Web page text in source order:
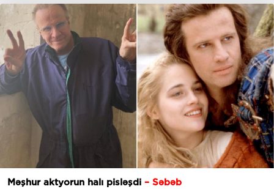
Məşhur aktyorun halı pisləşdi – Səbəb